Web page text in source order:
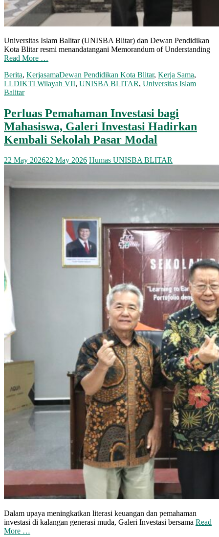
Universitas Islam Balitar (UNISBA Blitar) dan Dewan Pendidikan
Kota Blitar resmi menandatangani Memorandum of Understanding
Read More …
Berita, KerjasamaDewan Pendidikan Kota Blitar, Kerja Sama,
LLDIKTI Wilayah VII, UNISBA BLITAR, Universitas Islam
Balitar
Perluas Pemahaman Investasi bagi
Mahasiswa, Galeri Investasi Hadirkan
Kembali Sekolah Pasar Modal
22 May 202622 May 2026 Humas UNISBA BLITAR
Dalam upaya meningkatkan literasi keuangan dan pemahaman
investasi di kalangan generasi muda, Galeri Investasi bersama Read
More …